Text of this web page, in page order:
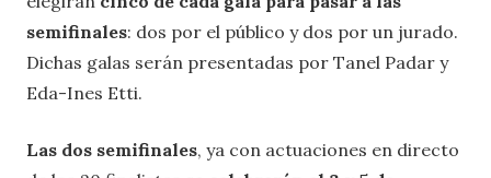
semifinales: dos por el público y dos por un jurado.
Dichas galas serán presentadas por Tanel Padar y
Eda-Ines Etti.
Las dos semifinales, ya con actuaciones en directo